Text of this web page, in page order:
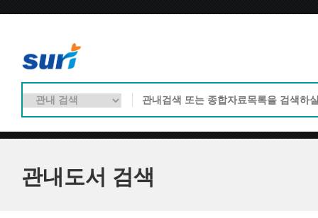
관내도서 검색